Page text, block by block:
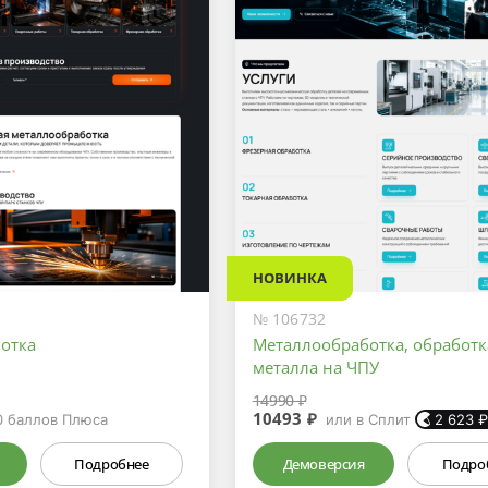
баллов Плюса
Подробнее
НОВИНКА
№ 106732
Металлообработка,
металла на ЧПУ
14990 ₽
10493 ₽ или в Сплит 2 623 ₽
Демоверсия